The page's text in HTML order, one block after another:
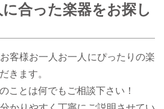
合った楽器をお探し
客様お一人お一人にぴったりの楽
きます。
ことは何でもご相談下さい！